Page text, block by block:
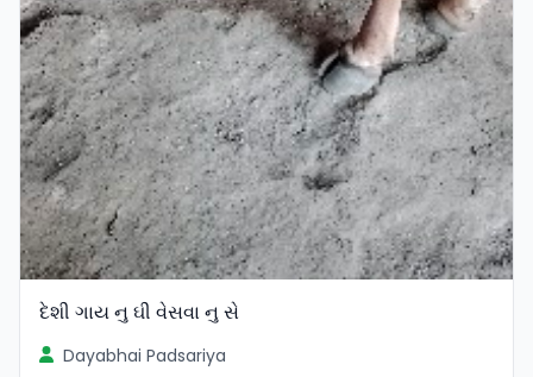
દેશી ગાય નુ ઘી વેસવા નુ સે
Dayabhai Padsariya